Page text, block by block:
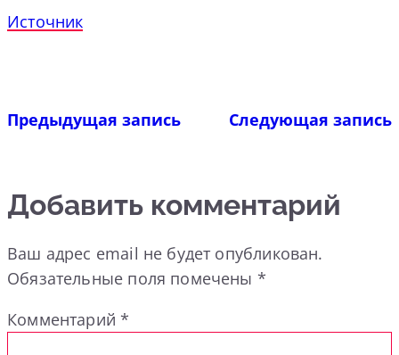
Источник
Предыдущая запись Следующая запись
Добавить комментарий
Ваш адрес email не будет опубликован.
Обязательные поля помечены *
Комментарий*